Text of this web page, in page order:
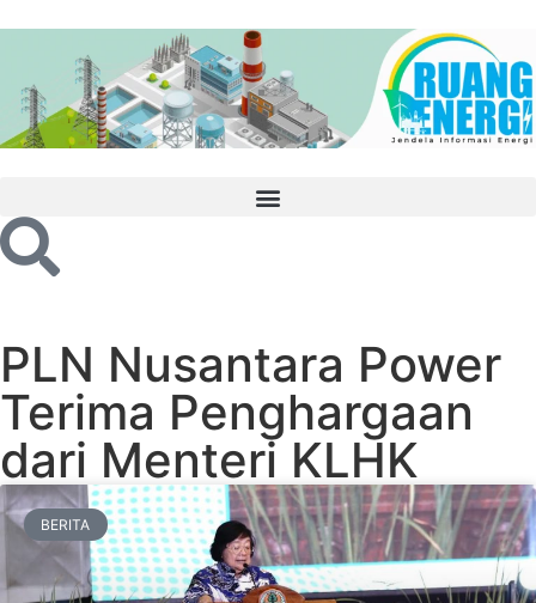
PLN Nusantara Power
Terima Penghargaan
dari Menteri KLHK
BERITA